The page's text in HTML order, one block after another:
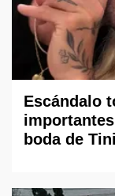
Escándalo
boda de